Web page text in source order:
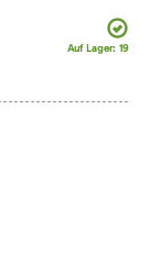
Auf Lager: 19